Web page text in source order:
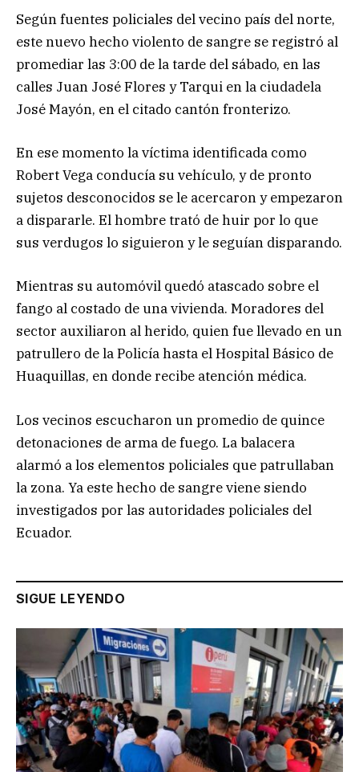
Según fuentes policiales del vecino país del norte,
este nuevo hecho violento de sangre se registró al
promediar las 3:00 de la tarde del sábado, en las
calles Juan José Flores y Tarqui en la ciudadela
José Mayón, en el citado cantón fronterizo.
En ese momento la víctima identificada como
Robert Vega conducía su vehículo, y de pronto
sujetos desconocidos se le acercaron y empezaron
a dispararle. El hombre trató de huir por lo que
sus verdugos lo siguieron y le seguían disparando.
Mientras su automóvil quedó atascado sobre el
fango al costado de una vivienda. Moradores del
sector auxiliaron al herido, quien fue llevado en un
patrullero de la Policía hasta el Hospital Básico de
Huaquillas, en donde recibe atención médica.
Los vecinos escucharon un promedio de quince
detonaciones de arma de fuego. La balacera
alarmó a los elementos policiales que patrullaban
la zona. Ya este hecho de sangre viene siendo
investigados por las autoridades policiales del
Ecuador.
SIGUE LEYENDO